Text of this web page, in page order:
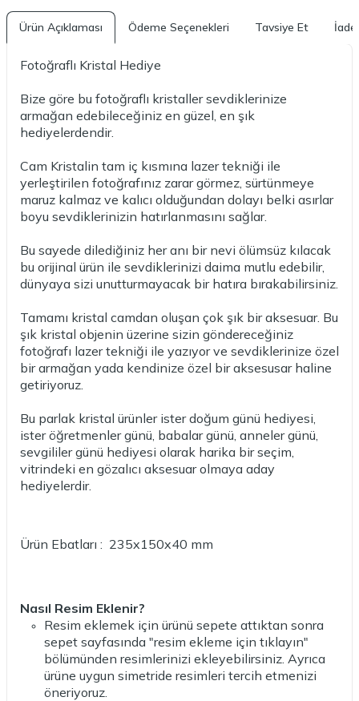
Ürün Açıklaması Ödeme Seçenekleri Tavsiye Et İade
Fotoğraflı Kristal Hediye
Bize göre bu fotoğraflı kristaller sevdiklerinize
armağan edebileceğiniz en güzel, en şık
hediyelerdendir.
Cam Kristalin tam iç kısmına lazer tekniği ile
yerleştirilen fotoğrafınız zarar görmez, sürtünmeye
maruz kalmaz ve kalıcı olduğundan dolayı belki asırlar
boyu sevdiklerinizin hatırlanmasını sağlar.
Bu sayede dilediğiniz her anı bir nevi ölümsüz kılacak
bu orijinal ürün ile sevdiklerinizi daima mutlu edebilir,
dünyaya sizi unutturmayacak bir hatıra bırakabilirsiniz.
Tamamı kristal camdan oluşan çok şık bir aksesuar. Bu
şık kristal objenin üzerine sizin göndereceğiniz
fotoğrafı lazer tekniği ile yazıyor ve sevdiklerinize özel
bir armağan yada kendinize özel bir aksesusar haline
getiriyoruz.
Bu parlak kristal ürünler ister doğum günü hediyesi,
ister öğretmenler günü, babalar günü, anneler günü,
sevgililer günü hediyesi olarak harika bir seçim,
vitrindeki en gözalıcı aksesuar olmaya aday
hediyelerdir.
Ürün Ebatları : 235x150x40 mm
Nasıl Resim Eklenir?
Resim eklemek için ürünü sepete attıktan sonra
sepet sayfasında "resim ekleme için tıklayın"
bölümünden resimlerinizi ekleyebilirsiniz. Ayrıca
ürüne uygun simetride resimleri tercih etmenizi
öneriyoruz.